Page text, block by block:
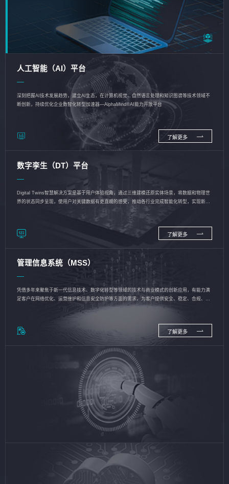
人工智能（AI）平台
深刻把握AI技术发展趋势，建立AI生态，在计算机视觉、自然语言处理和知识图谱等技术领域不
断创新，持续优化企业数智化转型加速器—AlphaMind®AI能力开放平台
了解更多
数字孪生（DT）平台
Digital Twins智慧解决方案是基于用户体验视角，通过三维建模还原实体场景，将数据和物理世
界的状态同步呈现，使用户对关键数据有更直观的感受，推动各行业完成智能化转型，实现新旧
了解更多
管理信息系统（MSS）
凭借多年来聚焦于新一代信息技术、数字化转型等领域的技术与商业模式的创新应用，有能力满
足客户在网络优化、运营维护和信息安全防护等方面的需求，为客户提供安全、稳定、合规、持
了解更多